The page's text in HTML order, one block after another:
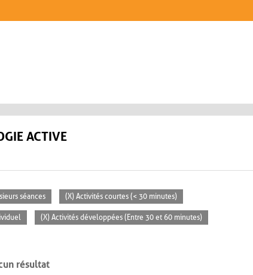
ACTIVE
séances (X) Activités courtes (< 30 minutes)
(X) Activités développées (Entre 30 et 60 minutes)
résultat